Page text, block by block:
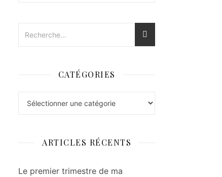
CATÉGORIES
ARTICLES RÉCENTS
Le premier trimestre de ma